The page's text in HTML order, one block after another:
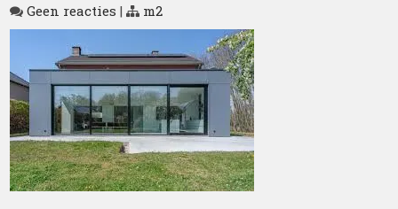
Geen reacties | m2